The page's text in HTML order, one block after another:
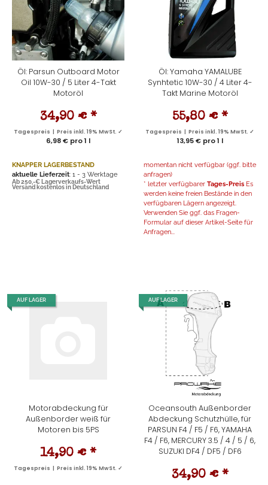
Öl: Parsun Outboard Motor
Oil 10W-30 / 5 Liter 4-Takt
Motoröl
34,90 € *
Tagespreis | Preis inkl. 19% MwSt. ✓
6,98 € pro 1 l
KNAPPER LAGERBESTAND
aktuelle Lieferzeit: 1 - 3 Werktage
Ab 250,-€ Lagerverkaufs-Wert
Versand kostenlos in Deutschland
Öl: Yamaha YAMALUBE
Synhtetic 10W-30 / 4 Liter 4-
Takt Marine Motoröl
55,80 € *
Tagespreis | Preis inkl. 19% MwSt. ✓
13,95 € pro 1 l
momentan nicht verfügbar (ggf. bitte
anfragen)
* letzter verfügbarer Tages-Preis Es
werden keine freien Bestände in den
verfügbaren Lägern angezeigt.
Verwenden Sie ggf. das Fragen-
Formular auf dieser Artikel-Seite für
Anfragen...
AUF LAGER
Motorabdeckung für
Außenborder weiß für
Motoren bis 5PS
14,90 € *
Tagespreis | Preis inkl. 19% MwSt. ✓
AUF LAGER
Oceansouth Außenborder
Abdeckung Schutzhülle, für
PARSUN F4 / F5 / F6, YAMAHA
F4 / F6, MERCURY 3.5 / 4 / 5 / 6,
SUZUKI DF4 / DF5 / DF6
34,90 € *